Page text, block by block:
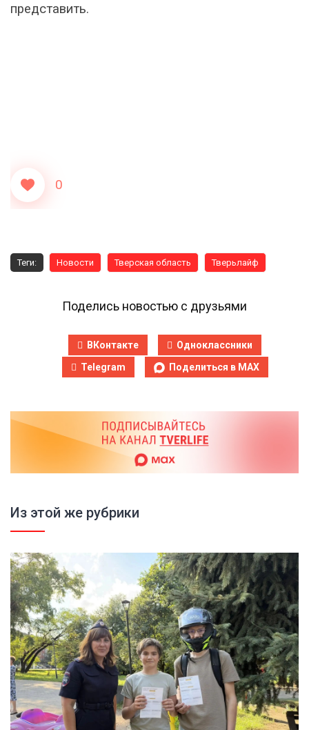
представить.
0
Теги: Новости Тверская область Тверьлайф
Поделись новостью с друзьями
ВКонтакте
Одноклассники
Telegram
Поделиться в MAX
Из этой же рубрики